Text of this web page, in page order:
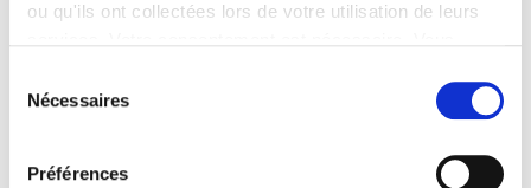
ou qu'ils ont collectées lors de votre utilisation de leurs
Nécessaires
Préférences
donner à nos talents les moyens
d’évoluer et de gravir les échelons
au sein de